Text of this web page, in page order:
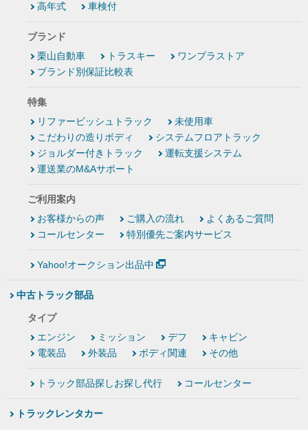
高年式
車検付
ブランド
栗山自動車
トラスキー
ワンプラストア
ブランド別保証比較表
特集
リファービッシュトラック
未使用車
こだわりの造りボディ
システムフロアトラック
ジョルダー付きトラック
運転支援システム
運送業のM&Aサポート
ご利用案内
お客様からの声
ご購入の流れ
よくあるご質問
コールセンター
特別優先ご案内サービス
Yahoo!オークション出品中
中古トラック部品
タイプ
エンジン
ミッション デフ
キャビン
電装品
外装品 ボディ関連 その他
トラック部品探しお探し代行 コールセンター
トラックレンタカー